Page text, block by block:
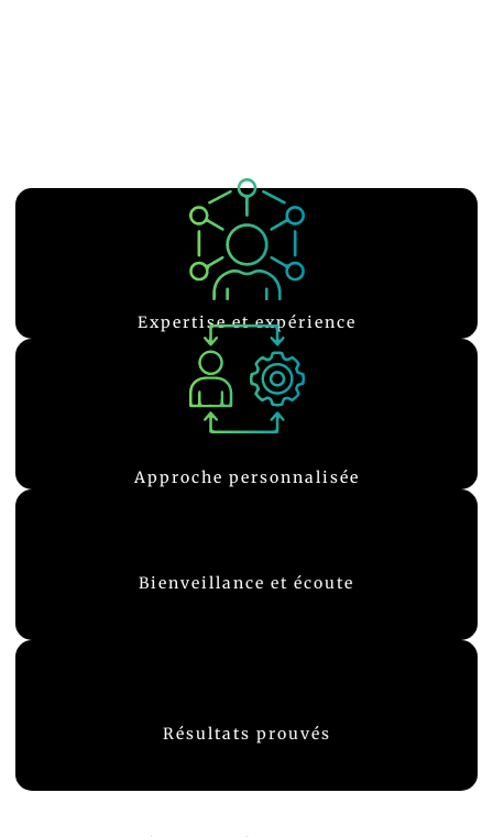
Expertise et expérience
Avec de nombreuses années d'expérience dans le coaching sportif,
je vous offre un accompagnement de qualité basé sur des
techniques éprouvées et une connaissance approfondie du
Approche personnalisée
offrir les meilleurs résultats possibles. Que vous souhaitiez perdre
du poids, gagner en masse musculaire ou simplement améliorer
votre condition physique, je suis là pour vous guider.
Bienveillance et écoute
Je suis à l'écoute de vos besoins et préoccupations, et je vous
accompagne avec bienveillance tout au long de votre parcours. Mon
Résultats prouvés
Mes méthodes ont aidé de nombreux clients à atteindre leurs
objectifs de bien-être et de performance. Avec un suivi régulier et